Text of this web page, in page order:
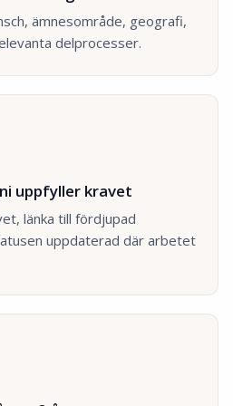
ämnesområde, geografi,
delprocesser.
uppfyller kravet
länka till fördjupad
uppdaterad där arbetet